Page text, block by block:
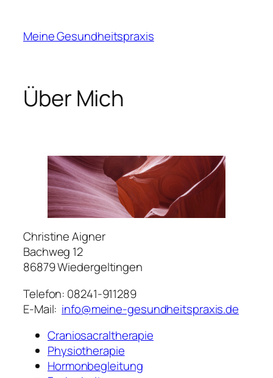
springen
Meine Gesundheitspraxis
Über Mich
Christine Aigner
Bachweg 12
86879 Wiedergeltingen
Telefon: 08241-911289
E-Mail: info@meine-gesundheitspraxis.de
Craniosacraltherapie
Physiotherapie
Hormonbegleitung